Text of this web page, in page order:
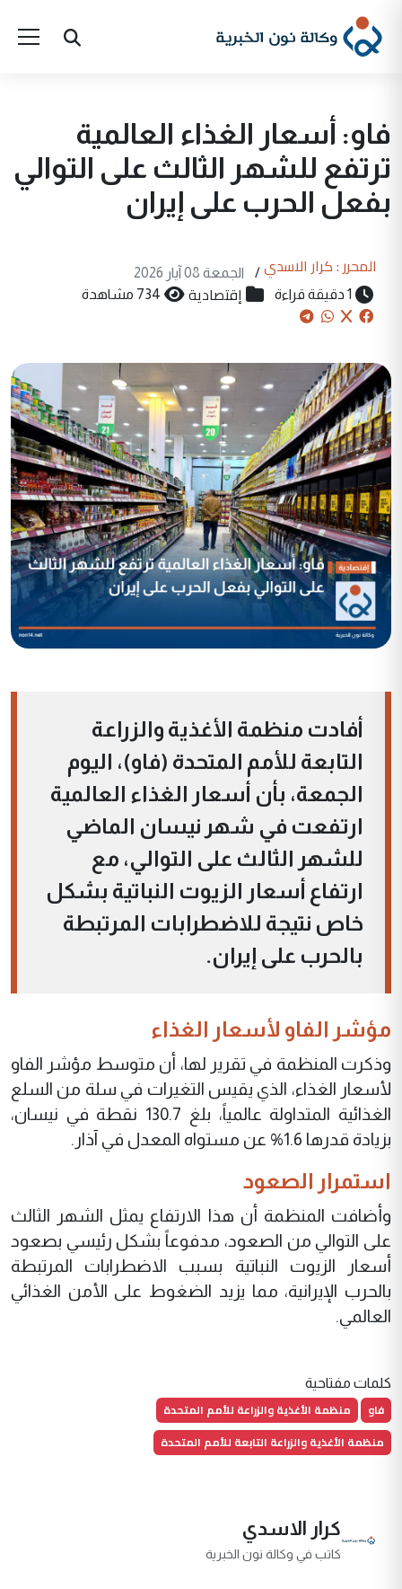
فاو: أسعار الغذاء العالمية
ترتفع للشهر الثالث على التوالي
بفعل الحرب على إيران
المحرر : كرار الاسدي /
الجمعة 08 آيار 2026
1 دقيقة قراءة
إقتصادية 734 مشاهدة
أفادت منظمة الأغذية والزراعة
التابعة للأمم المتحدة (فاو)، اليوم
الجمعة، بأن أسعار الغذاء العالمية
ارتفعت في شهر نيسان الماضي
للشهر الثالث على التوالي، مع
ارتفاع أسعار الزيوت النباتية بشكل
خاص نتيجة للاضطرابات المرتبطة
بالحرب على إيران.
مؤشر الفاو لأسعار الغذاء
وذكرت المنظمة في تقرير لها، أن متوسط مؤشر الفاو
لأسعار الغذاء، الذي يقيس التغيرات في سلة من السلع
الغذائية المتداولة عالمياً، بلغ 130.7 نقطة في نيسان،
بزيادة قدرها 1.6% عن مستواه المعدل في آذار.
استمرار الصعود
وأضافت المنظمة أن هذا الارتفاع يمثل الشهر الثالث
على التوالي من الصعود، مدفوعاً بشكل رئيسي بصعود
أسعار الزيوت النباتية بسبب الاضطرابات المرتبطة
بالحرب الإيرانية، مما يزيد الضغوط على الأمن الغذائي
العالمي.
كلمات مفتاحية
فاو
منظمة الأغذية والزراعة للأمم المتحدة
منظمة الأغذية والزراعة التابعة للأمم المتحدة
كرار الاسدي
كاتب في وكالة نون الخبرية